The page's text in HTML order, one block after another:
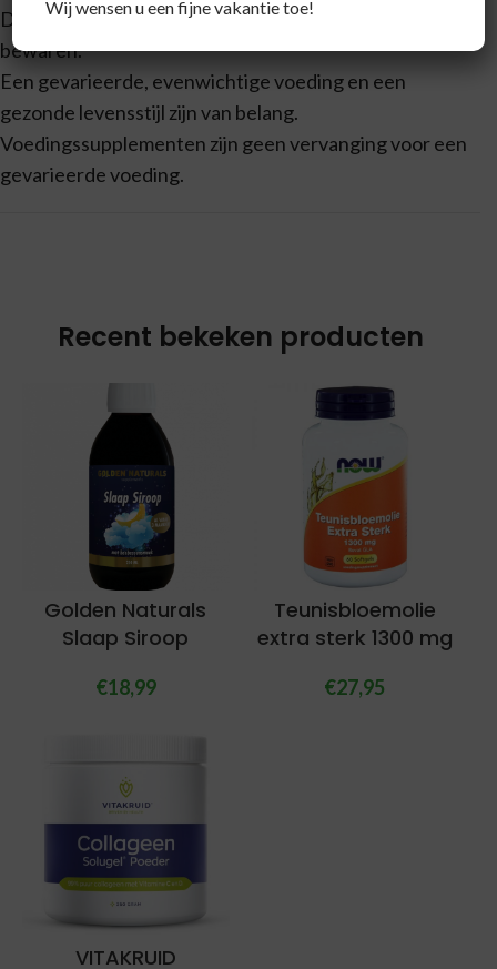
Droog, koel en buiten bereik van kleine kinderen
bewaren.
Een gevarieerde, evenwichtige voeding en een
gezonde levensstijl zijn van belang.
Voedingssupplementen zijn geen vervanging voor een
gevarieerde voeding.
Recent bekeken producten
Golden Naturals
Slaap Siroop
€18,99
Teunisbloemolie
extra sterk 1300 mg
€27,95
VITAKRUID
Wij wensen u een fijne vakantie toe!